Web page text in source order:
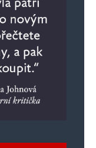
přiveze
jak jí vopíchá
Odpovědět